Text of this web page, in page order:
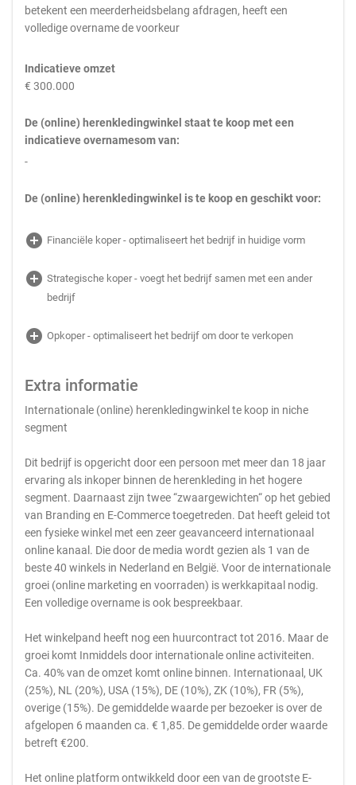
betekent een meerderheidsbelang afdragen, heeft een
volledige overname de voorkeur
Indicatieve omzet
€ 300.000
De (online) herenkledingwinkel staat te koop met een
indicatieve overnamesom van:
-
De (online) herenkledingwinkel is te koop en geschikt voor:
add_circle Financiële koper - optimaliseert het bedrijf in huidige vorm
add_circle Strategische koper - voegt het bedrijf samen met een ander
bedrijf
add_circle Opkoper - optimaliseert het bedrijf om door te verkopen
Extra informatie
Internationale (online) herenkledingwinkel te koop in niche
segment
Dit bedrijf is opgericht door een persoon met meer dan 18 jaar
ervaring als inkoper binnen de herenkleding in het hogere
segment. Daarnaast zijn twee “zwaargewichten“ op het gebied
van Branding en E-Commerce toegetreden. Dat heeft geleid tot
een fysieke winkel met een zeer geavanceerd internationaal
online kanaal. Die door de media wordt gezien als 1 van de
beste 40 winkels in Nederland en België. Voor de internationale
groei (online marketing en voorraden) is werkkapitaal nodig.
Een volledige overname is ook bespreekbaar.
Het winkelpand heeft nog een huurcontract tot 2016. Maar de
groei komt Inmiddels door internationale online activiteiten.
Ca. 40% van de omzet komt online binnen. Internationaal, UK
(25%), NL (20%), USA (15%), DE (10%), ZK (10%), FR (5%),
overige (15%). De gemiddelde waarde per bezoeker is over de
afgelopen 6 maanden ca. € 1,85. De gemiddelde order waarde
betreft €200.
Het online platform ontwikkeld door een van de grootste E-